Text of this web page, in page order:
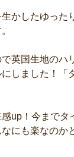
かしたゆった
英国生地のハ
しました！「
up！今までタ
にも楽なのか